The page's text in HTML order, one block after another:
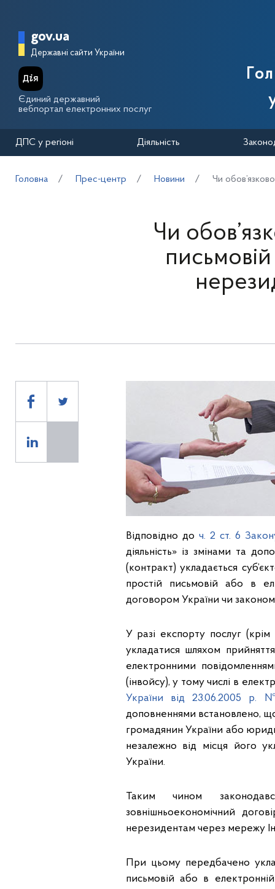
Головна сторінка Державної
gov.ua
Державні сайти України
Єдиний державний
вебпортал електронних послуг
ДПС у регіоні Діяльність
Головна Прес-центр Новини Чи
Чи
Відповідно до ч. 2 ст. 6
діяльність» із змінами та
(контракт) укладається
простій письмовій або в
договором України чи
У разі експорту послуг
укладатися шляхом
електронними
(інвойсу), у тому числі в
України від 23.06.2005 р.
доповненнями встановлено,
громадянин України або
незалежно від місця його
України.
Таким чином
зовнішньоекономічний
нерезидентам через мережу
При цьому передбачено
письмовій або в